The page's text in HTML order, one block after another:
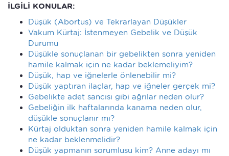
İLGİLİ KONULAR:
Düşük (Abortus) ve Tekrarlayan Düşükler
Vakum Kürtaj: İstenmeyen Gebelik ve Düşük
Durumu
Düşükle sonuçlanan bir gebelikten sonra yeniden
hamile kalmak için ne kadar beklemeliyim?
Düşük, hap ve iğnelerle önlenebilir mi?
Düşük yaptıran ilaçlar, hap ve iğneler gerçek mi?
Gebelikte adet sancısı gibi ağrılar neden olur?
Gebeliğin ilk haftalarında kanama neden olur,
düşükle sonuçlanır mı?
Kürtaj olduktan sonra yeniden hamile kalmak için
ne kadar beklenmelidir?
Düşük yapmanın sorumlusu kim? Anne adayı mı